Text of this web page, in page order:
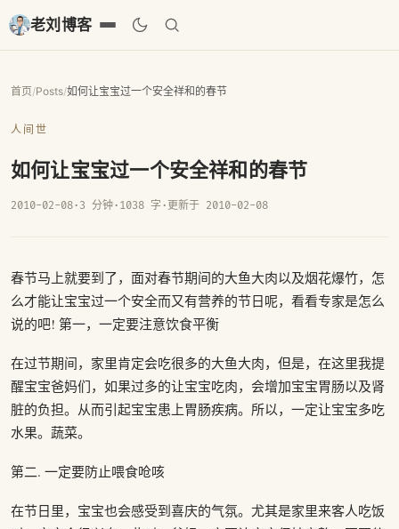
老刘博客
首页/Posts/如何让宝宝过一个安全祥和的春节
人间世
如何让宝宝过一个安全祥和的春节
2010-02-08· 3 分钟· 1038 字 · 更新于 2010-02-08
春节马上就要到了，面对春节期间的大鱼大肉以及烟花爆竹，怎
么才能让宝宝过一个安全而又有营养的节日呢，看看专家是怎么
说的吧! 第一，一定要注意饮食平衡
在过节期间，家里肯定会吃很多的大鱼大肉，但是，在这里我提
醒宝宝爸妈们，如果过多的让宝宝吃肉，会增加宝宝胃肠以及肾
脏的负担。从而引起宝宝患上胃肠疾病。所以，一定让宝宝多吃
水果。蔬菜。
第二. 一定要防止喂食呛咳
在节日里，宝宝也会感受到喜庆的气氛。尤其是家里来客人吃饭